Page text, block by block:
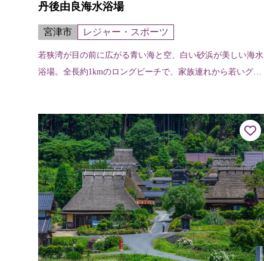
丹後由良海水浴場
宮津市 レジャー・スポーツ
若狭湾が目の前に広がる青い海と空、白い砂浜が美しい海水
浴場。全長約1kmのロングビーチで、家族連れから若いグル